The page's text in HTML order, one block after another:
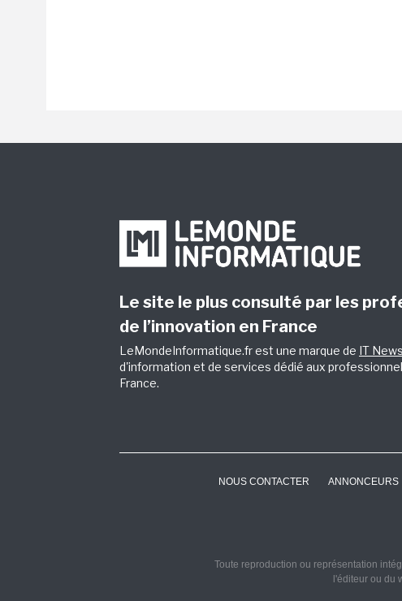
Le site le plus consulté par les
de l’innovation en France
LeMondeInformatique.fr est une marque de IT
d'information et de services dédié aux
France.
NOUS CONTACTER ANNONCEURS
Toute reproduction ou représentation
l'éditeur ou du